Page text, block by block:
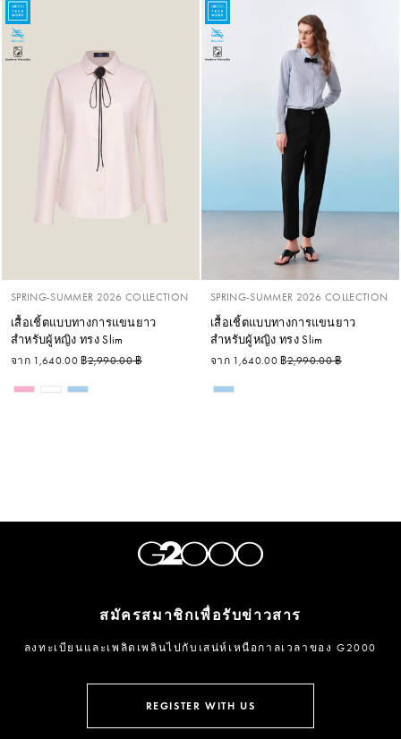
SPRING-SUMMER 2026 COLLECTION
เสื้อเชิ้ตแบบทางการแขนยาว
สำหรับผู้หญิง ทรง Slim
จาก 1,640.00 ฿ราคาปกติ
2,990.00 ฿
SPRING-SUMMER 2026 COLLECTION
เสื้อเชิ้ตแบบทางการแขนยาว
สำหรับผู้หญิง ทรง Slim
จาก 1,640.00 ฿ราคาปกติ
2,990.00 ฿
สมัครสมาชิกเพื่อรับข่าวสาร
ลงทะเบียนและเพลิดเพลินไปกับเสน่ห์เหนือกาลเวลาของ G2000
REGISTER WITH US